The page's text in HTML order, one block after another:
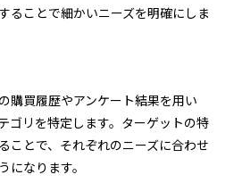
ることで細かいニーズを明確にしま
購買履歴やアンケート結果を用い
ゴリを特定します。ターゲットの特
ことで、それぞれのニーズに合わせ
になります。